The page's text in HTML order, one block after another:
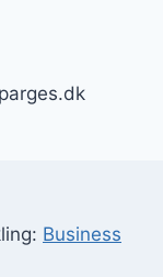
Business